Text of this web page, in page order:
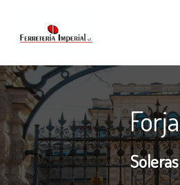
Forja
Soleras